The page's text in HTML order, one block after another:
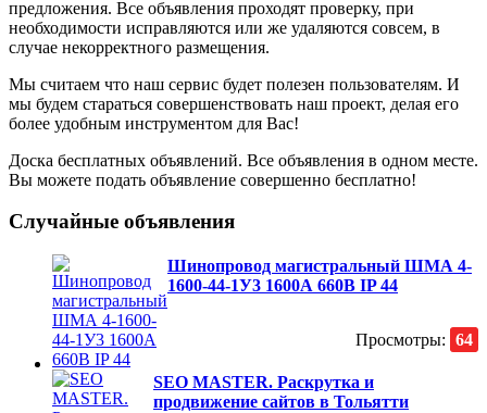
предложения. Все объявления проходят проверку, при
необходимости исправляются или же удаляются совсем, в
случае некорректного размещения.
Мы считаем что наш сервис будет полезен пользователям. И
мы будем стараться совершенствовать наш проект, делая его
более удобным инструментом для Вас!
Доска бесплатных объявлений. Все объявления в одном месте.
Вы можете подать объявление совершенно бесплатно!
Случайные объявления
Шинопровод магистральный ШМА 4-
1600-44-1У3 1600А 660В IP 44
Просмотры: 64
SEO MASTER. Раскрутка и
продвижение сайтов в Тольятти